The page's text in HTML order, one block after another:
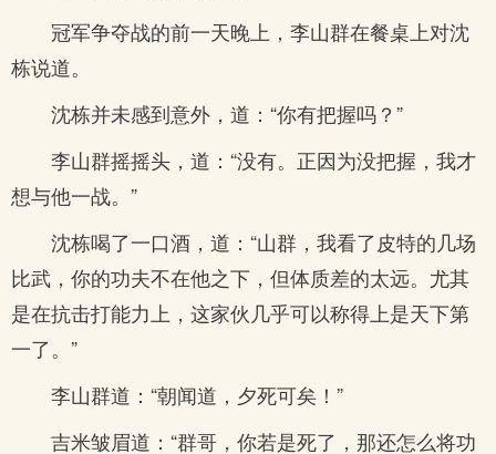
冠军争夺战的前一天晚上，李山群在餐桌上对沈
栋说道。
沈栋并未感到意外，道：“你有把握吗？”
李山群摇摇头，道：“没有。正因为没把握，我才
想与他一战。”
沈栋喝了一口酒，道：“山群，我看了皮特的几场
比武，你的功夫不在他之下，但体质差的太远。尤其
是在抗击打能力上，这家伙几乎可以称得上是天下第
一了。”
李山群道：“朝闻道，夕死可矣！”
吉米皱眉道：“群哥，你若是死了，那还怎么将功